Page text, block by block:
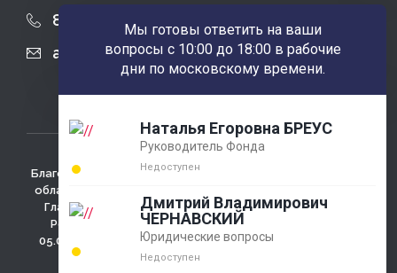
8 (863) 424-22-08
agobfpdi@mail.ru
Благотворительный фонд использует сайт для сбора не
облагаемых налогом пожертвований. Зарегистрирован
Главным Управлением министерства юстиции РФ по
Ростовской области регистрационный №4433 от
05.03.2001г., ОГРН 1026100009286 , 346780 Ростовская
обл., г. Азов, ул. Измайлова д. 58
Мы готовы ответить на ваши
вопросы с 10:00 до 18:00 в рабочие
дни по московскому времени.
Наталья Егоровна БРЕУС
Руководитель Фонда
Недоступен
Дмитрий Владимирович
ЧЕРНАВСКИЙ
Юридические вопросы
Недоступен